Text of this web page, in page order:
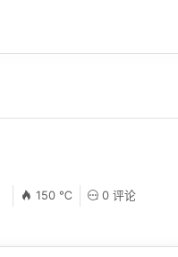
150 ℃ 0 评论